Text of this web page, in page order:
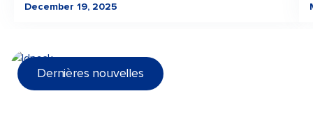
de matériaux en solutions d’emballage concrètes et
évolutives, jetant ainsi les bases d’une progression
continue vers des emballages recyclables et adaptés
December 19, 2025
Dernières nouvelles